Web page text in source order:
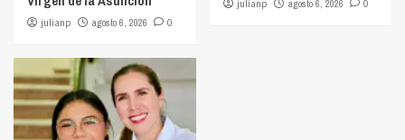
julianp agosto 6, 2026 0
julianp agosto 6, 2026 0